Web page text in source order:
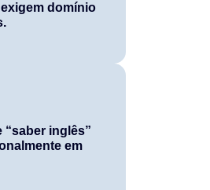
domínio
“saber inglês”
em